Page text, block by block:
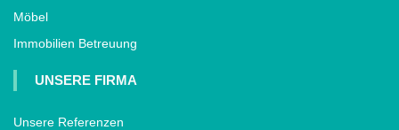
Möbel
Immobilien Betreuung
UNSERE FIRMA
Unsere Referenzen